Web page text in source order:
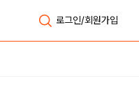
로그인/회원가입